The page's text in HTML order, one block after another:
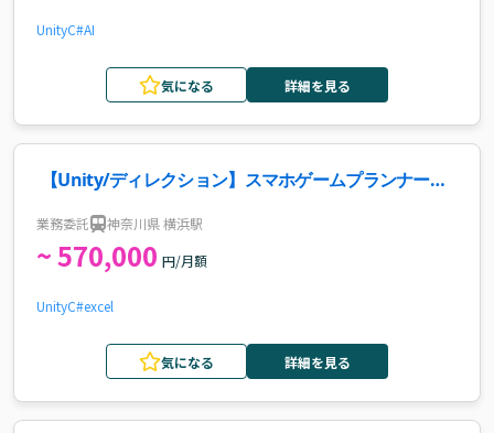
UnityC#AI
気になる 詳細を見る
【Unity/ディレクション】スマホゲームプランナーリ
業務委託 神奈川県 横浜駅
~ 570,000 円/月額
UnityC#excel
気になる 詳細を見る